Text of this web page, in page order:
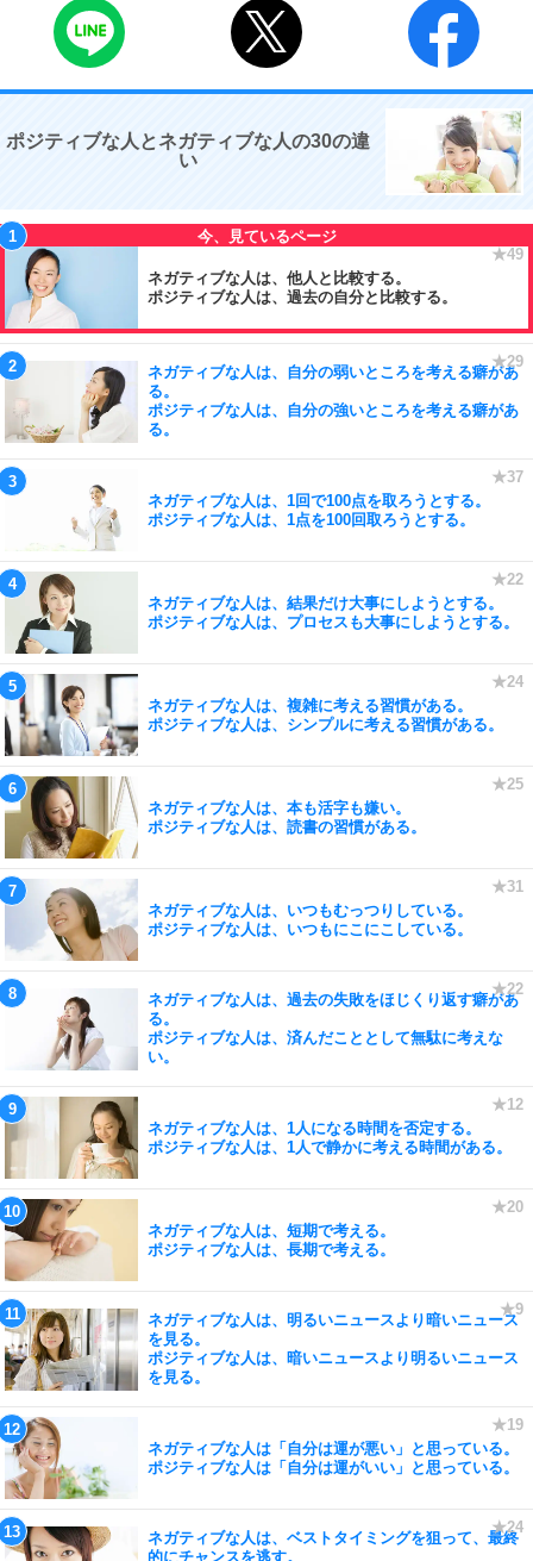
ポジティブな人とネガティブな人の30の違
い
ネガティブな人は、他人と比較する。
ポジティブな人は、過去の自分と比較する。
ネガティブな人は、自分の弱いところを考える癖があ
る。
ポジティブな人は、自分の強いところを考える癖があ
る。
ネガティブな人は、1回で100点を取ろうとする。
ポジティブな人は、1点を100回取ろうとする。
ネガティブな人は、結果だけ大事にしようとする。
ポジティブな人は、プロセスも大事にしようとする。
ネガティブな人は、複雑に考える習慣がある。
ポジティブな人は、シンプルに考える習慣がある。
ネガティブな人は、本も活字も嫌い。
ポジティブな人は、読書の習慣がある。
ネガティブな人は、いつもむっつりしている。
ポジティブな人は、いつもにこにこしている。
ネガティブな人は、過去の失敗をほじくり返す癖があ
る。
ポジティブな人は、済んだこととして無駄に考えな
い。
ネガティブな人は、1人になる時間を否定する。
ポジティブな人は、1人で静かに考える時間がある。
ネガティブな人は、短期で考える。
ポジティブな人は、長期で考える。
ネガティブな人は、明るいニュースより暗いニュース
を見る。
ポジティブな人は、暗いニュースより明るいニュース
を見る。
ネガティブな人は「自分は運が悪い」と思っている。
ポジティブな人は「自分は運がいい」と思っている。
ネガティブな人は、ベストタイミングを狙って、最終
的にチャンスを逃す。